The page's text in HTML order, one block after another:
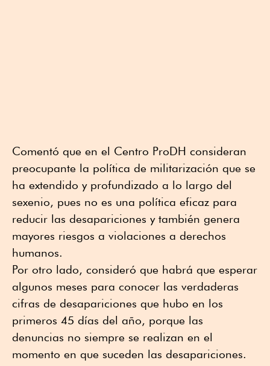
Comentó que en el Centro ProDH consideran
preocupante la política de militarización que se
ha extendido y profundizado a lo largo del
sexenio, pues no es una política eficaz para
reducir las desapariciones y también genera
mayores riesgos a violaciones a derechos
humanos.
Por otro lado, consideró que habrá que esperar
algunos meses para conocer las verdaderas
cifras de desapariciones que hubo en los
primeros 45 días del año, porque las
denuncias no siempre se realizan en el
momento en que suceden las desapariciones.